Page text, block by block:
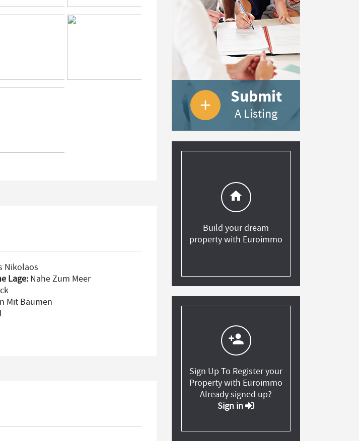
Nikolaos
Lage:Nahe Zum Meer
Mit Bäumen
add Submit
A Listing
home
Build your dream
property with Euroimmo
person_add
Sign Up To Register your
Property with Euroimmo
Already signed up?
Sign in